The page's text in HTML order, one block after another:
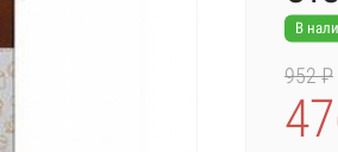
В
952 ₽